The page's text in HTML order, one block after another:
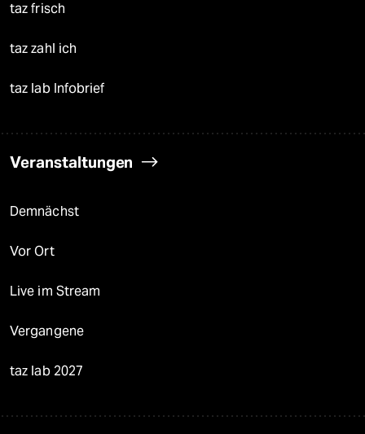
taz frisch
taz zahl ich
taz lab Infobrief
Veranstaltungen
Demnächst
Vor Ort
Live im Stream
Vergangene
taz lab 2027